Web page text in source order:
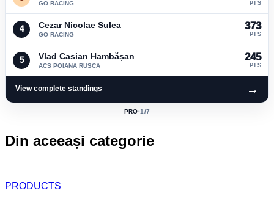
GO RACING PTS
4 Cezar Nicolae Sulea
GO RACING
373
PTS
5 Vlad Casian Hambășan
ACS POIANA RUSCA
245
PTS
View complete standings →
ACTIVE
PRO·1/7
Din aceeași categorie
PRODUCTS